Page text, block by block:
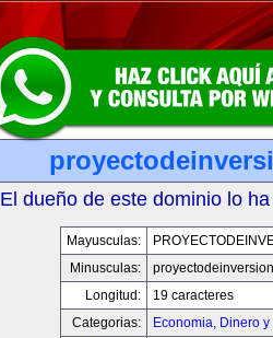
El dueño de este dominio lo
Mayusculas:
Minusculas:
Longitud:
19 caracteres
Categorias:
Economia, Dinero